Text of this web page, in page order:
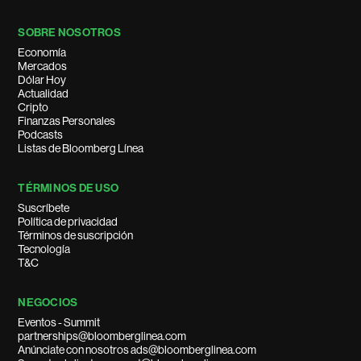
SOBRE NOSOTROS
Economía
Mercados
Dólar Hoy
Actualidad
Cripto
Finanzas Personales
Podcasts
Listas de Bloomberg Línea
TÉRMINOS DE USO
Suscríbete
Política de privacidad
Términos de suscripción
Tecnología
T&C
NEGOCIOS
Eventos - Summit
partnerships@bloomberglinea.com
Anúnciate con nosotros ads@bloomberglinea.com